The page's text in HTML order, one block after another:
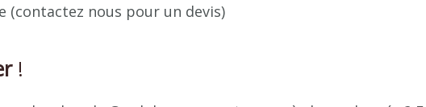
(contactez nous pour un devis)
!